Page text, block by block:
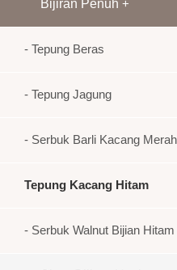
Bijiran Penuh +
- Tepung Beras
- Tepung Jagung
- Serbuk Barli Kacang Merah
Tepung Kacang Hitam
- Serbuk Walnut Bijian Hitam